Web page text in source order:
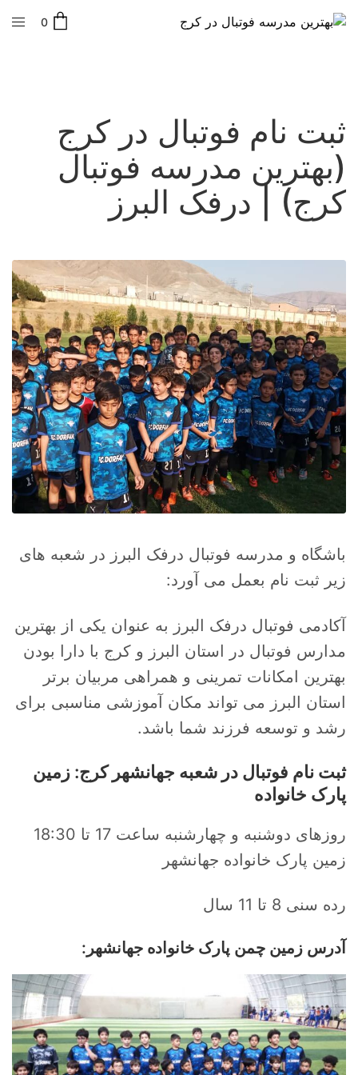
0
ثبت نام فوتبال در کرج
(بهترین مدرسه فوتبال
کرج) | درفک البرز
باشگاه و مدرسه فوتبال درفک البرز در شعبه های
زیر ثبت نام بعمل می آورد:
آکادمی فوتبال درفک البرز به عنوان یکی از بهترین
مدارس فوتبال در استان البرز و کرج با دارا بودن
بهترین امکانات تمرینی و همراهی مربیان برتر
استان البرز می تواند مکان آموزشی مناسبی برای
رشد و توسعه فرزند شما باشد.
ثبت نام فوتبال در شعبه جهانشهر کرج: زمین
پارک خانواده
روزهای دوشنبه و چهارشنبه ساعت 17 تا 18:30
زمین پارک خانواده جهانشهر
رده سنی 8 تا 11 سال
آدرس زمین چمن پارک خانواده جهانشهر: